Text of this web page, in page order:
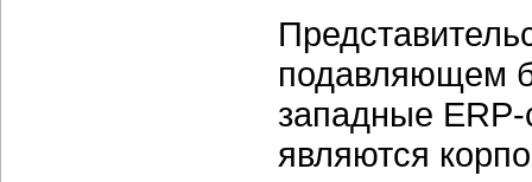
подавляющем
западные
являются